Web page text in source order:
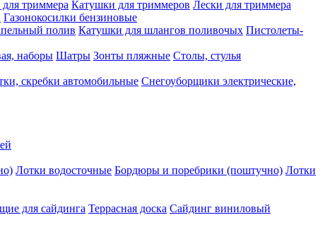
триммера Катушки для триммеров Лески для триммера
Газонокосилки бензиновые
полив Катушки для шлангов поливочых Пистолеты-
наборы Шатры Зонты пляжные Столы, стулья
скребки автомобильные Снегоуборщики электрические,
Лотки водосточные Бордюры и поребрики (поштучно) Лотки
для сайдинга Террасная доска Сайдинг виниловый